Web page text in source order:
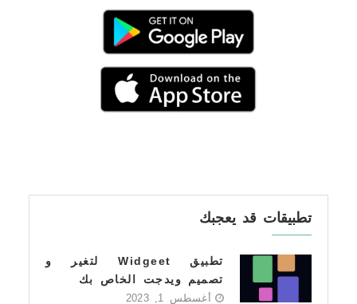
تطبيقات قد يعجبك
تطبيق Widgeet لتغير و
تصميم ويدجت الخاص بك
أغسطس 1, 2023